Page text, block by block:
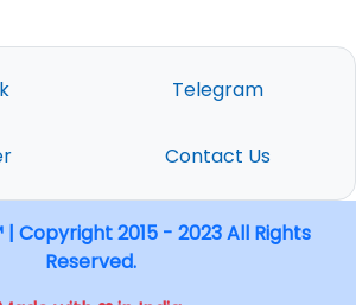
Telegram
Contact Us
Copyright 2015 - 2023 All Rights
Reserved.